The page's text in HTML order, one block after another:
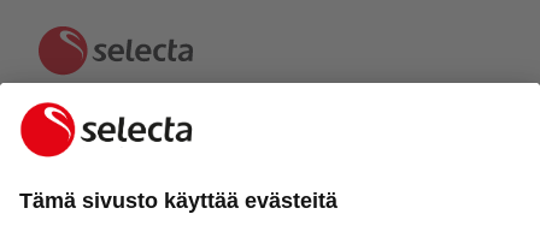
OTA MEIHIN YHTEYTTÄ:
OTA YHTEYTTÄ